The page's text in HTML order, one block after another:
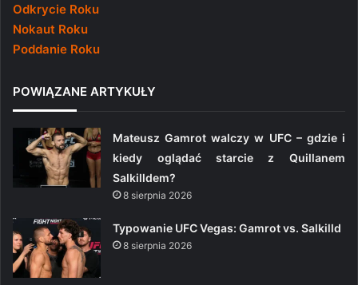
Odkrycie Roku
Nokaut Roku
Poddanie Roku
POWIĄZANE ARTYKUŁY
Mateusz Gamrot walczy w UFC – gdzie i
kiedy oglądać starcie z Quillanem
Salkilldem?
8 sierpnia 2026
Typowanie UFC Vegas: Gamrot vs. Salkilld
8 sierpnia 2026